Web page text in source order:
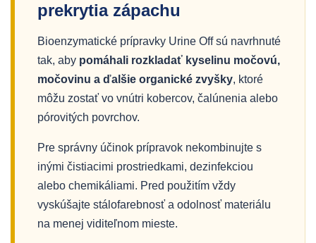
prekrytia zápachu
Bioenzymatické prípravky Urine Off sú navrhnuté
tak, aby pomáhali rozkladať kyselinu močovú,
močovinu a ďalšie organické zvyšky, ktoré
môžu zostať vo vnútri kobercov, čalúnenia alebo
pórovitých povrchov.
Pre správny účinok prípravok nekombinujte s
inými čistiacimi prostriedkami, dezinfekciou
alebo chemikáliami. Pred použitím vždy
vyskúšajte stálofarebnosť a odolnosť materiálu
na menej viditeľnom mieste.